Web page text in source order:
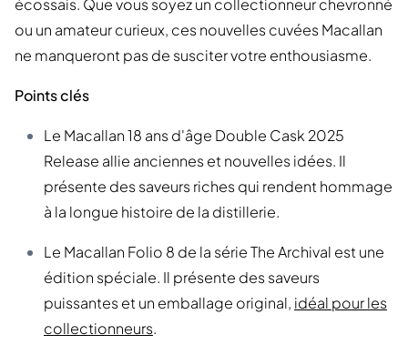
écossais. Que vous soyez un collectionneur chevronné
ou un amateur curieux, ces nouvelles cuvées Macallan
ne manqueront pas de susciter votre enthousiasme.
Points clés
Le Macallan 18 ans d'âge Double Cask 2025
Release allie anciennes et nouvelles idées. Il
présente des saveurs riches qui rendent hommage
à la longue histoire de la distillerie.
Le Macallan Folio 8 de la série The Archival est une
édition spéciale. Il présente des saveurs
puissantes et un emballage original, idéal pour les
collectionneurs.